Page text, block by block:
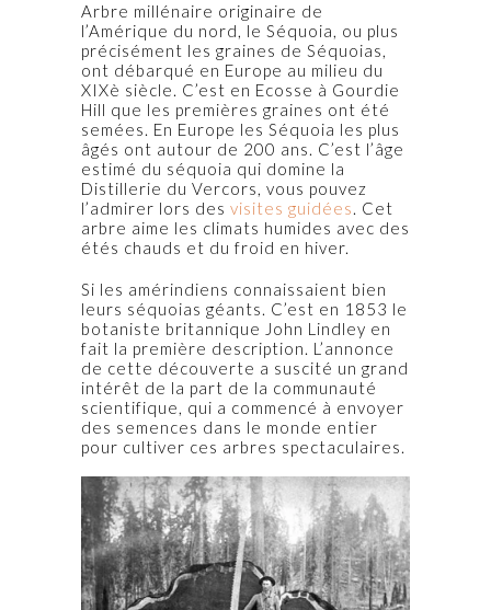
Arbre millénaire originaire de
l’Amérique du nord, le Séquoia, ou plus
précisément les graines de Séquoias,
ont débarqué en Europe au milieu du
XIXè siècle. C’est en Ecosse à Gourdie
Hill que les premières graines ont été
semées. En Europe les Séquoia les plus
âgés ont autour de 200 ans. C’est l’âge
estimé du séquoia qui domine la
Distillerie du Vercors, vous pouvez
l’admirer lors des visites guidées. Cet
arbre aime les climats humides avec des
étés chauds et du froid en hiver.
Si les amérindiens connaissaient bien
leurs séquoias géants. C’est en 1853 le
botaniste britannique John Lindley en
fait la première description. L’annonce
de cette découverte a suscité un grand
intérêt de la part de la communauté
scientifique, qui a commencé à envoyer
des semences dans le monde entier
pour cultiver ces arbres spectaculaires.